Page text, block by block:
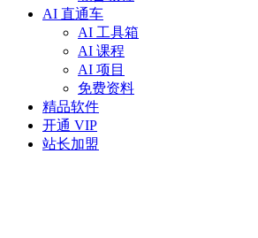
AI 直通车
AI 工具箱
AI 课程
AI 项目
免费资料
精品软件
开通 VIP
站长加盟